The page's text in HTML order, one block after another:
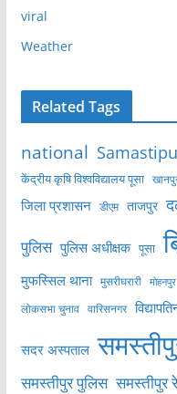
viral
Weather
Related Tags
national
केंद्रीय कृषि विश्वविद्यालय पूसा
जिला प्रशासन डीएम ताजपुर
पुलिस पुलिस अधीक्षक पूसा
मुफस्सिल थाना मुसरीघरारी मोहनपुर
लोकसभा चुनाव वारिसनगर
सदर अस्पताल
समस्तीपुर पुलिस समस्तीपुर